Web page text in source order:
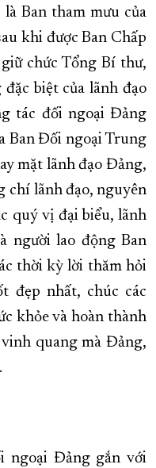
Ban tham mưu của
khi được Ban Chấp
chức Tổng Bí thư,
biệt của lãnh đạo
tác đối ngoại Đảng
Ban Đối ngoại Trung
mặt lãnh đạo Đảng,
chí lãnh đạo, nguyên
quý vị đại biểu, lãnh
người lao động Ban
thời kỳ lời thăm hỏi
đẹp nhất, chúc các
khỏe và hoàn thành
quang mà Đảng,
ngoại Đảng gắn với